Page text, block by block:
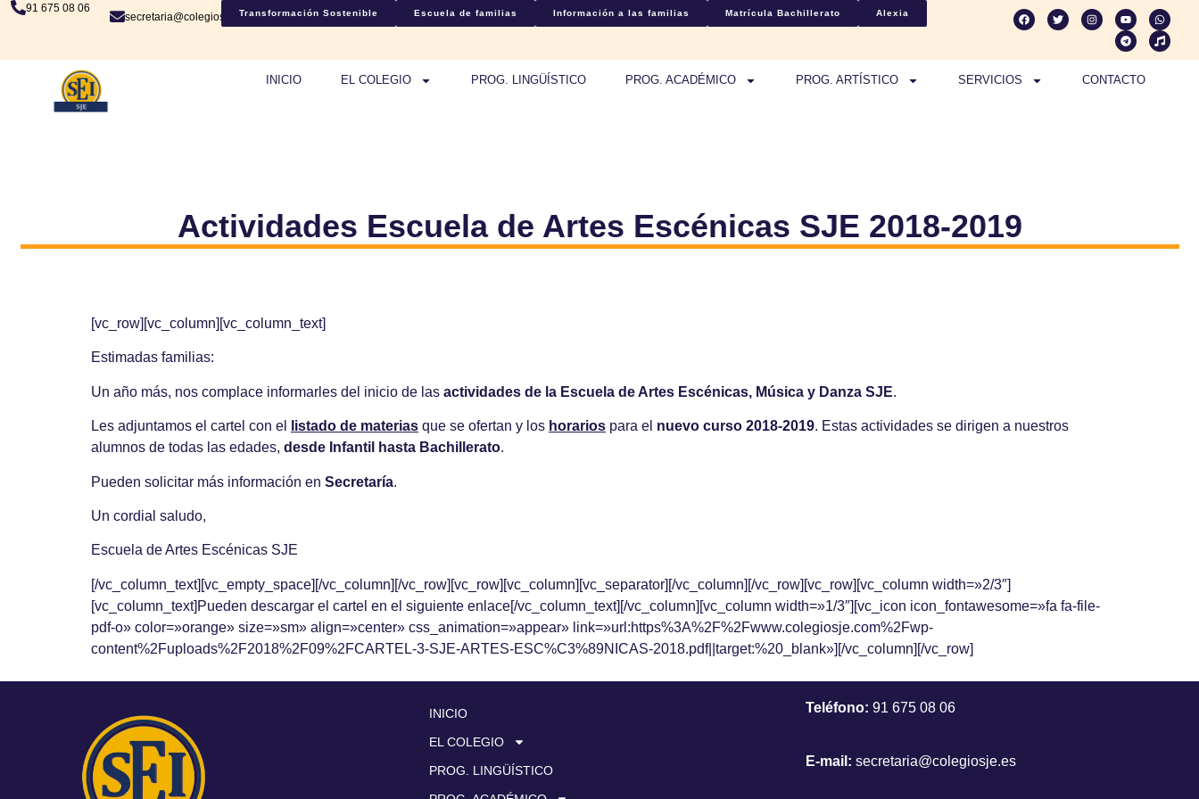
91 675 08 06
secretaria@colegiosje.esTransformación Sostenible Escuela de familias Información a las familias Matrícula Bachillerato Alexia
INICIO EL COLEGIO PROG. LINGÜÍSTICO PROG. ACADÉMICO PROG. ARTÍSTICO SERVICIOS CONTACTO
Actividades Escuela de Artes Escénicas SJE 2018-2019
[vc_row][vc_column][vc_column_text]
Estimadas familias:
Un año más, nos complace informarles del inicio de las actividades de la Escuela de Artes Escénicas, Música y Danza SJE.
Les adjuntamos el cartel con el listado de materias que se ofertan y los horarios para el nuevo curso 2018-2019. Estas actividades se dirigen a nuestros
alumnos de todas las edades, desde Infantil hasta Bachillerato.
Pueden solicitar más información en Secretaría.
Un cordial saludo,
Escuela de Artes Escénicas SJE
[/vc_column_text][vc_empty_space][/vc_column][/vc_row][vc_row][vc_column][vc_separator][/vc_column][/vc_row][vc_row][vc_column width=»2/3″]
[vc_column_text]Pueden descargar el cartel en el siguiente enlace[/vc_column_text][/vc_column][vc_column width=»1/3″][vc_icon icon_fontawesome=»fa fa-file-
pdf-o» color=»orange» size=»sm» align=»center» css_animation=»appear» link=»url:https%3A%2F%2Fwww.colegiosje.com%2Fwp-
content%2Fuploads%2F2018%2F09%2FCARTEL-3-SJE-ARTES-ESC%C3%89NICAS-2018.pdf||target:%20_blank»][/vc_column][/vc_row]
INICIO
EL COLEGIO
PROG. LINGÜÍSTICO
Teléfono: 91 675 08 06
E-mail: secretaria@colegiosje.es